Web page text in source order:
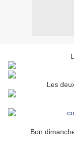
Les
Bon